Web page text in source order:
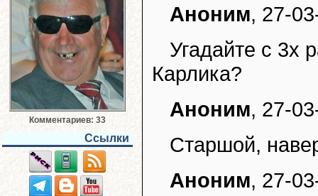
Комментариев: 33
Ссылки
Аноним, 27-
Угадайте с 3х
Карлика?
Аноним, 27-
Старшой,
Аноним, 27-